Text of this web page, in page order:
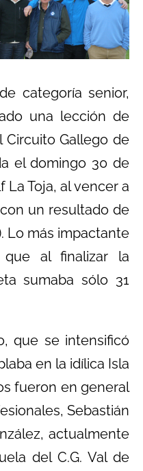
categoría senior,
una lección de
Circuito Gallego de
el domingo 30 de
La Toja, al vencer a
un resultado de
Lo más impactante
al finalizar la
sumaba sólo 31
que se intensificó
en la idílica Isla
fueron en general
Sebastián
actualmente
del C.G. Val de